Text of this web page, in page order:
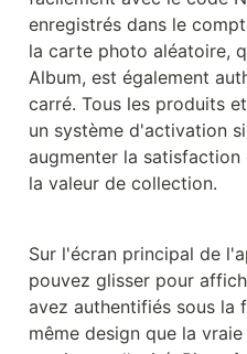
enregistrés dans le
la carte photo aléatoire,
Album, est également
carré. Tous les produits
un système d'activation
augmenter la
la valeur de collection.
Sur l'écran principal de
pouvez glisser pour
avez authentifiés sous la
même design que la